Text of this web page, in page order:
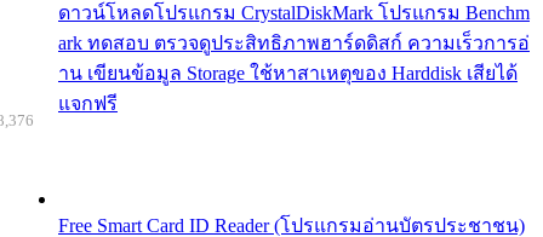
ดาวน์โหลดโปรแกรม CrystalDiskMark โปรแกรม Benchm
ark ทดสอบ ตรวจดูประสิทธิภาพฮาร์ดดิสก์ ความเร็วการอ่
าน เขียนข้อมูล Storage ใช้หาสาเหตุของ Harddisk เสียได้
แจกฟรี
Free Smart Card ID Reader (โปรแกรมอ่านบัตรประชาชน)